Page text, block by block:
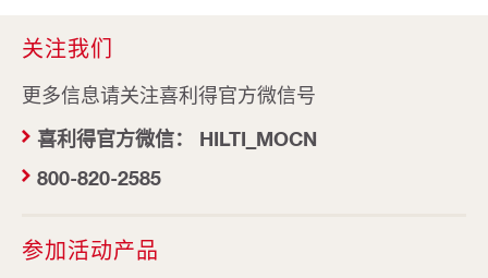
关注我们
更多信息请关注喜利得官方微信号
喜利得官方微信： HILTI_MOCN
800-820-2585
参加活动产品